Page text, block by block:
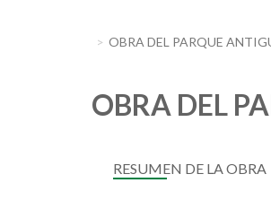
OBRA DEL PARQUE
OBRA DEL
RESUMEN DE LA OBRA